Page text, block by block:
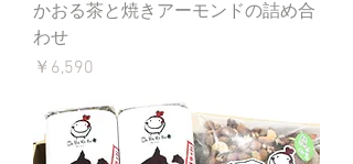
かおる茶と焼きアーモンドの詰め合
わせ
価格
￥6,590